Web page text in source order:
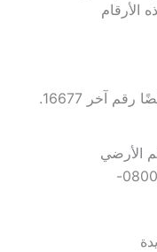
الأرضي
08000002273-08000002265-